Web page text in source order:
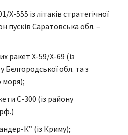
Х-555 із літаків стратегічної
пусків Саратовська обл. –
ракет Х-59/Х-69 (із
Бєлгородської обл. та з
моря);
С-300 (із району
К” (із Криму);